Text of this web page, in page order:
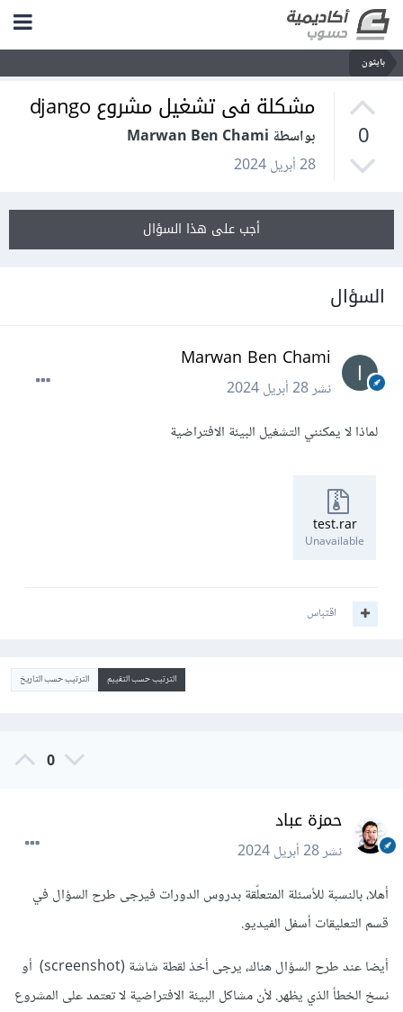
بايثون
0
مشكلة فى تشغيل مشروع django
بواسطة Marwan Ben Chami
28 أبريل 2024
أجب على هذا السؤال
السؤال
Marwan Ben Chami
نشر28 أبريل 2024
لماذا لا يمكنني التشغيل البيئة الافتراضية
test.rar
Unavailable
اقتباس
الترتيب حسب التقييم الترتيب حسب التاريخ
0
حمزة عباد
نشر28 أبريل 2024
أهلا، بالنسبة للأسئلة المتعلّقة بدروس الدورات فيرجى طرح السؤال في
قسم التعليقات أسفل الفيديو.
أيضا عند طرح السؤال هناك، يرجى أخذ لقطة شاشة (screenshot) أو
نسخ الخطأ الذي يظهر. لأن مشاكل البيئة الافتراضية لا تعتمد على المشروع